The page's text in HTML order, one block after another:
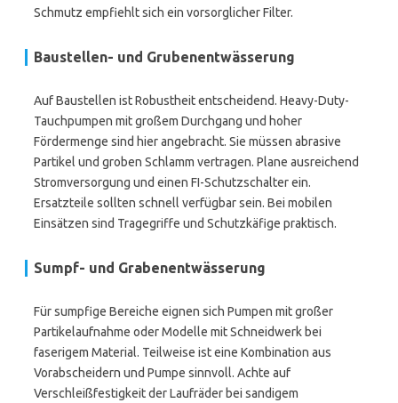
Schmutz empfiehlt sich ein vorsorglicher Filter.
Baustellen- und Grubenentwässerung
Auf Baustellen ist Robustheit entscheidend. Heavy-Duty-
Tauchpumpen mit großem Durchgang und hoher
Fördermenge sind hier angebracht. Sie müssen abrasive
Partikel und groben Schlamm vertragen. Plane ausreichend
Stromversorgung und einen FI-Schutzschalter ein.
Ersatzteile sollten schnell verfügbar sein. Bei mobilen
Einsätzen sind Tragegriffe und Schutzkäfige praktisch.
Sumpf- und Grabenentwässerung
Für sumpfige Bereiche eignen sich Pumpen mit großer
Partikelaufnahme oder Modelle mit Schneidwerk bei
faserigem Material. Teilweise ist eine Kombination aus
Vorabscheidern und Pumpe sinnvoll. Achte auf
Verschleißfestigkeit der Laufräder bei sandigem